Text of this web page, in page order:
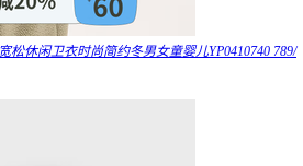
松休闲卫衣时尚简约冬男女童婴儿YP0410740 789/